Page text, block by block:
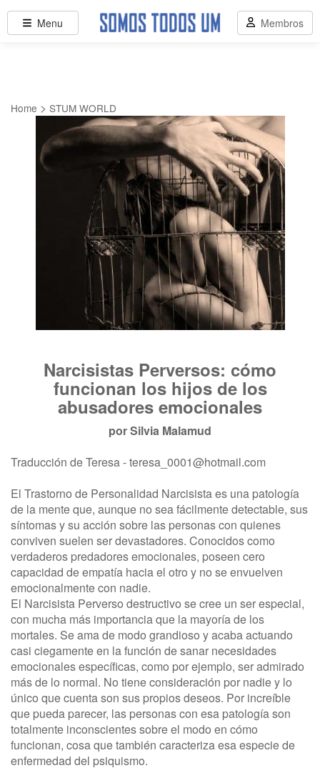
Home > STUM WORLD
Narcisistas Perversos: cómo
funcionan los hijos de los
abusadores emocionales
porSilvia Malamud
Traducción de Teresa -teresa_0001@hotmail.com
El Trastorno de Personalidad Narcisista es una patología
de la mente que, aunque no sea fácilmente detectable, sus
síntomas y su acción sobre las personas con quienes
conviven suelen ser devastadores. Conocidos como
verdaderos predadores emocionales, poseen cero
capacidad de empatía hacia el otro y no se envuelven
emocionalmente con nadie.
El Narcisista Perverso destructivo se cree un ser especial,
con mucha más importancia que la mayoría de los
mortales. Se ama de modo grandioso y acaba actuando
casi ciegamente en la función de sanar necesidades
emocionales específicas, como por ejemplo, ser admirado
más de lo normal. No tiene consideración por nadie y lo
único que cuenta son sus propios deseos. Por increíble
que pueda parecer, las personas con esa patología son
totalmente inconscientes sobre el modo en cómo
funcionan, cosa que también caracteriza esa especie de
enfermedad del psiquismo.
Menu Membros